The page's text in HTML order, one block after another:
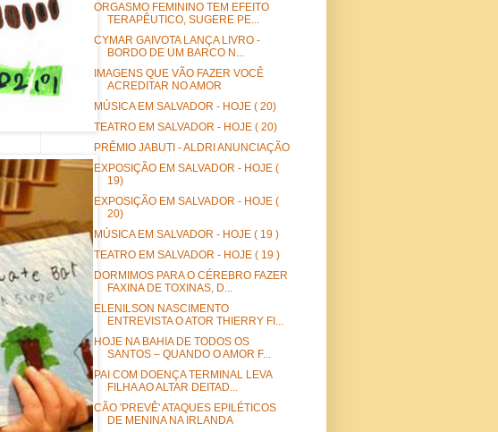
ORGASMO FEMININO TEM EFEITO
TERAPÊUTICO, SUGERE PE...
CYMAR GAIVOTA LANÇA LIVRO -
BORDO DE UM BARCO N...
IMAGENS QUE VÃO FAZER VOCÊ
ACREDITAR NO AMOR
MÚSICA EM SALVADOR - HOJE ( 20)
TEATRO EM SALVADOR - HOJE ( 20)
PRÊMIO JABUTI - ALDRI ANUNCIAÇÃO
EXPOSIÇÃO EM SALVADOR - HOJE (
19)
EXPOSIÇÃO EM SALVADOR - HOJE (
20)
MÚSICA EM SALVADOR - HOJE ( 19 )
TEATRO EM SALVADOR - HOJE ( 19 )
DORMIMOS PARA O CÉREBRO FAZER
FAXINA DE TOXINAS, D...
ELENILSON NASCIMENTO
ENTREVISTA O ATOR THIERRY FI...
HOJE NA BAHIA DE TODOS OS
SANTOS – QUANDO O AMOR F...
PAI COM DOENÇA TERMINAL LEVA
FILHA AO ALTAR DEITAD...
CÃO 'PREVÊ' ATAQUES EPILÉTICOS
DE MENINA NA IRLANDA